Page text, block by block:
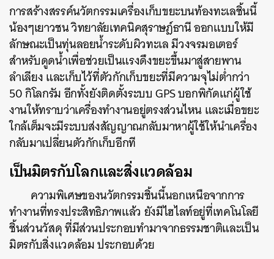
การสร้างสรรค์นวัตกรรมเครื่องเก็บขยะบนท้องทะเลชิ้นนี้
น้องๆเยาวชน วิทยาลัยเทคนิคสุราษฎ์ธานี ออกแบบให้มี
ลักษณะเป็นทุ่นลอยน้ำระดับผิวทะเล มีวงจรมอเตอร์
สำหรับดูดน้ำเพื่อช่วยเป็นแรงดึงขยะขึ้นมาสู่สายพาน
ลำเลียง และเก็บไว้ที่ตัวกักเก็บขยะที่มีความจุไม่ต่ำกว่า
50 กิโลกรัม อีกทั้งยังติดตั้งระบบ GPS บอกพิกัดแก่ผู้ใช้
งานให้ทราบว่าเครื่องทำงานอยู่ตรงส่วนไหน และเมื่อขยะ
ใกล้เต็มจะมีระบบส่งสัญญาณกลับมาหาผู้ใช้ให้นำเครื่อง
กลับมาเปลี่ยนตัวกักเก็บอีกที
เป็นมิตรกับโลกและสิ่งแวดล้อม
ความพิเศษของนวัตกรรมชิ้นนี้นอกเหนือจากการ
ทำงานที่ทรงประสิทธิภาพแล้ว ยังมีไฮไลท์อยู่ที่เทคโนโลยี
ชิ้นส่วนวัสดุ ที่มีส่วนประกอบทำมาจากธรรมชาติและเป็น
มิตรกับสิ่งแวดล้อม ประกอบด้วย